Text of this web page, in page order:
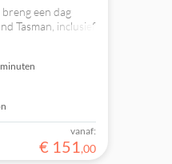
een dag
Tasman, inclusief
vanaf:
€ 151,00